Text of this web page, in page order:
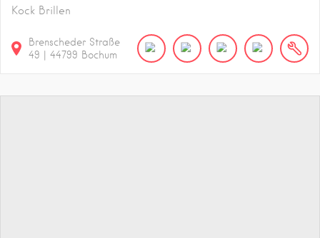
Kock Brillen
Brenscheder Straße
49
44799 Bochum